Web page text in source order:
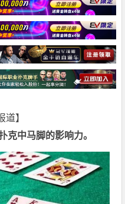
道】
克中马脚的影响力。